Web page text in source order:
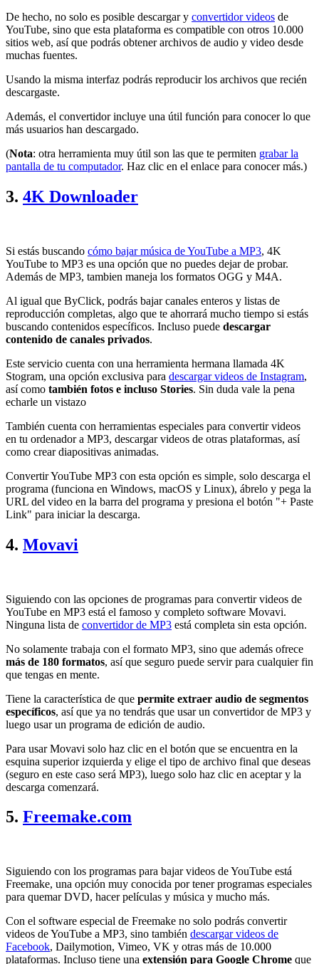
De hecho, no solo es posible descargar y convertidor videos de
YouTube, sino que esta plataforma es compatible con otros 10.000
sitios web, así que podrás obtener archivos de audio y video desde
muchas fuentes.
Usando la misma interfaz podrás reproducir los archivos que recién
descargaste.
Además, el convertidor incluye una útil función para conocer lo que
más usuarios han descargado.
(Nota: otra herramienta muy útil son las que te permiten grabar la
pantalla de tu computador. Haz clic en el enlace para conocer más.)
3. 4K Downloader
Si estás buscando cómo bajar música de YouTube a MP3, 4K
YouTube to MP3 es una opción que no puedes dejar de probar.
Además de MP3, tambien maneja los formatos OGG y M4A.
Al igual que ByClick, podrás bajar canales enteros y listas de
reproducción completas, algo que te ahorrará mucho tiempo si estás
buscando contenidos específicos. Incluso puede descargar
contenido de canales privados.
Este servicio cuenta con una herramienta hermana llamada 4K
Stogram, una opción exclusiva para descargar videos de Instagram,
así como también fotos e incluso Stories. Sin duda vale la pena
echarle un vistazo
También cuenta con herramientas especiales para convertir videos
en tu ordenador a MP3, descargar videos de otras plataformas, así
como crear diapositivas animadas.
Convertir YouTube MP3 con esta opción es simple, solo descarga el
programa (funciona en Windows, macOS y Linux), ábrelo y pega la
URL del video en la barra del programa y presiona el botón "+ Paste
Link" para iniciar la descarga.
4. Movavi
Siguiendo con las opciones de programas para convertir videos de
YouTube en MP3 está el famoso y completo software Movavi.
Ninguna lista de convertidor de MP3 está completa sin esta opción.
No solamente trabaja con el formato MP3, sino que además ofrece
más de 180 formatos, así que seguro puede servir para cualquier fin
que tengas en mente.
Tiene la característica de que permite extraer audio de segmentos
específicos, así que ya no tendrás que usar un convertidor de MP3 y
luego usar un programa de edición de audio.
Para usar Movavi solo haz clic en el botón que se encuentra en la
esquina superior izquierda y elige el tipo de archivo final que deseas
(seguro en este caso será MP3), luego solo haz clic en aceptar y la
descarga comenzará.
5. Freemake.com
Siguiendo con los programas para bajar videos de YouTube está
Freemake, una opción muy conocida por tener programas especiales
para quemar DVD, hacer películas y música y mucho más.
Con el software especial de Freemake no solo podrás convertir
videos de YouTube a MP3, sino también descargar videos de
Facebook, Dailymotion, Vimeo, VK y otras más de 10.000
plataformas. Incluso tiene una extensión para Google Chrome que